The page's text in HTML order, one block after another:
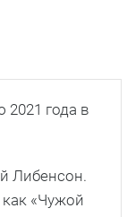
года в
Либенсон.
«Чужой